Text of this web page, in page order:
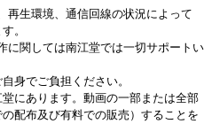
再生環境、通信回線の状況によって
。
に関しては南江堂では一切サポートい
身でご負担ください。
にあります。動画の一部または全部
配布及び有料での販売）することを